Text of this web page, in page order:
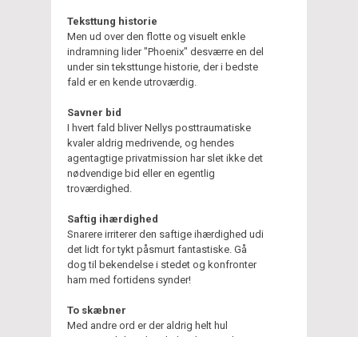
Teksttung historie
Men ud over den flotte og visuelt enkle
indramning lider "Phoenix" desværre en del
under sin teksttunge historie, der i bedste
fald er en kende utroværdig.
Savner bid
I hvert fald bliver Nellys posttraumatiske
kvaler aldrig medrivende, og hendes
agentagtige privatmission har slet ikke det
nødvendige bid eller en egentlig
troværdighed.
Saftig ihærdighed
Snarere irriterer den saftige ihærdighed udi
det lidt for tykt påsmurt fantastiske. Gå
dog til bekendelse i stedet og konfronter
ham med fortidens synder!
To skæbner
Med andre ord er der aldrig helt hul